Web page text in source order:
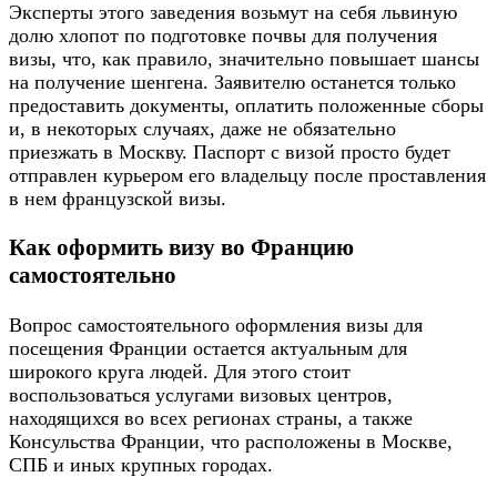
Эксперты этого заведения возьмут на себя львиную
долю хлопот по подготовке почвы для получения
визы, что, как правило, значительно повышает шансы
на получение шенгена. Заявителю останется только
предоставить документы, оплатить положенные сборы
и, в некоторых случаях, даже не обязательно
приезжать в Москву. Паспорт с визой просто будет
отправлен курьером его владельцу после проставления
в нем французской визы.
Как оформить визу во Францию
самостоятельно
Вопрос самостоятельного оформления визы для
посещения Франции остается актуальным для
широкого круга людей. Для этого стоит
воспользоваться услугами визовых центров,
находящихся во всех регионах страны, а также
Консульства Франции, что расположены в Москве,
СПБ и иных крупных городах.